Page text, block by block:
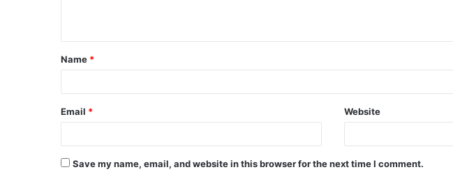
Name *
Email * Website
Save my name, email, and website in this browser for the next time I comment.